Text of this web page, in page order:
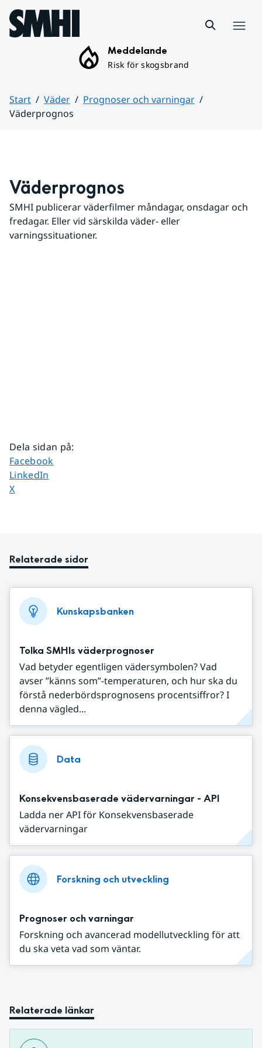
Hoppa till sidans innehåll
Meddelande
Risk för skogsbrand
Start Väder
Prognoser och varningar
Väderprognos
Väderprognos
SMHI publicerar väderfilmer måndagar, onsdagar och
fredagar. Eller vid särskilda väder- eller
varningssituationer.
Dela sidan på:
Dela sidan på
Facebook
Dela sidan på
LinkedIn
Dela sidan på
X
Relaterade sidor
Kunskapsbanken
Tolka SMHIs väderprognoser
Vad betyder egentligen vädersymbolen? Vad
avser ”känns som”-temperaturen, och hur ska du
förstå nederbördsprognosens procentsiffror? I
denna vägled...
Data
Konsekvensbaserade vädervarningar - API
Ladda ner API för Konsekvensbaserade
vädervarningar
Forskning och utveckling
Prognoser och varningar
Forskning och avancerad modellutveckling för att
du ska veta vad som väntar.
Relaterade länkar